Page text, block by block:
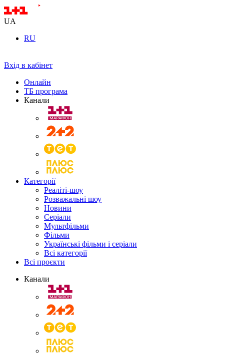
UA
RU
Вхід в кабінет
Онлайн
ТБ програма
Канали
Категорії
Реаліті-шоу
Розважальні шоу
Новини
Серіали
Мультфільми
Фільми
Українські фільми і серіали
Всі категорії
Всі проєкти
Канали